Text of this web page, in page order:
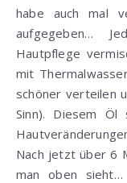
habe auch mal
aufgegeben…
Hautpflege
mit
schöner verteilen
Sinn). Diesem
Nach jetzt über 6
man oben